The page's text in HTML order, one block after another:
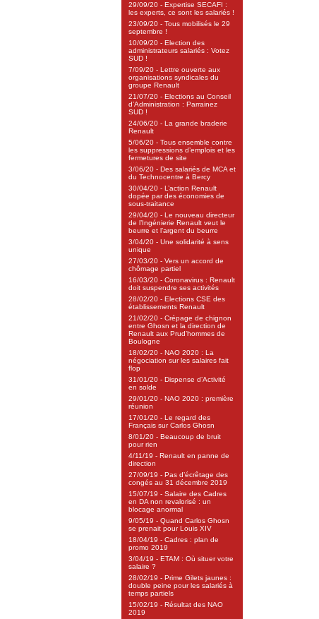
29/09/20 - Expertise SECAFI :
les experts, ce sont les salariés !
23/09/20 - Tous mobilisés le 29
septembre !
10/09/20 - Election des
administrateurs salariés : Votez
SUD !
7/09/20 - Lettre ouverte aux
organisations syndicales du
groupe Renault
21/07/20 - Elections au Conseil
d’Administration : Parrainez
SUD !
24/06/20 - La grande braderie
Renault
5/06/20 - Tous ensemble contre
les suppressions d’emplois et les
fermetures de site
3/06/20 - Des salariés de MCA et
du Technocentre à Bercy
30/04/20 - L’action Renault
dopée par des économies de
sous-traitance
29/04/20 - Le nouveau directeur
de l’Ingénierie Renault veut le
beurre et l’argent du beurre
3/04/20 - Une solidarité à sens
unique
27/03/20 - Vers un accord de
chômage partiel
16/03/20 - Coronavirus : Renault
doit suspendre ses activités
28/02/20 - Elections CSE des
établissements Renault
21/02/20 - Crépage de chignon
entre Ghosn et la direction de
Renault aux Prud’hommes de
Boulogne
18/02/20 - NAO 2020 : La
négociation sur les salaires fait
flop
31/01/20 - Dispense d’Activité
en solde
29/01/20 - NAO 2020 : première
réunion
17/01/20 - Le regard des
Français sur Carlos Ghosn
8/01/20 - Beaucoup de bruit
pour rien
4/11/19 - Renault en panne de
direction
27/09/19 - Pas d’écrêtage des
congés au 31 décembre 2019
15/07/19 - Salaire des Cadres
en DA non revalorisé : un
blocage anormal
9/05/19 - Quand Carlos Ghosn
se prenait pour Louis XIV
18/04/19 - Cadres : plan de
promo 2019
3/04/19 - ETAM : Où situer votre
salaire ?
28/02/19 - Prime Gilets jaunes :
double peine pour les salariés à
temps partiels
15/02/19 - Résultat des NAO
2019